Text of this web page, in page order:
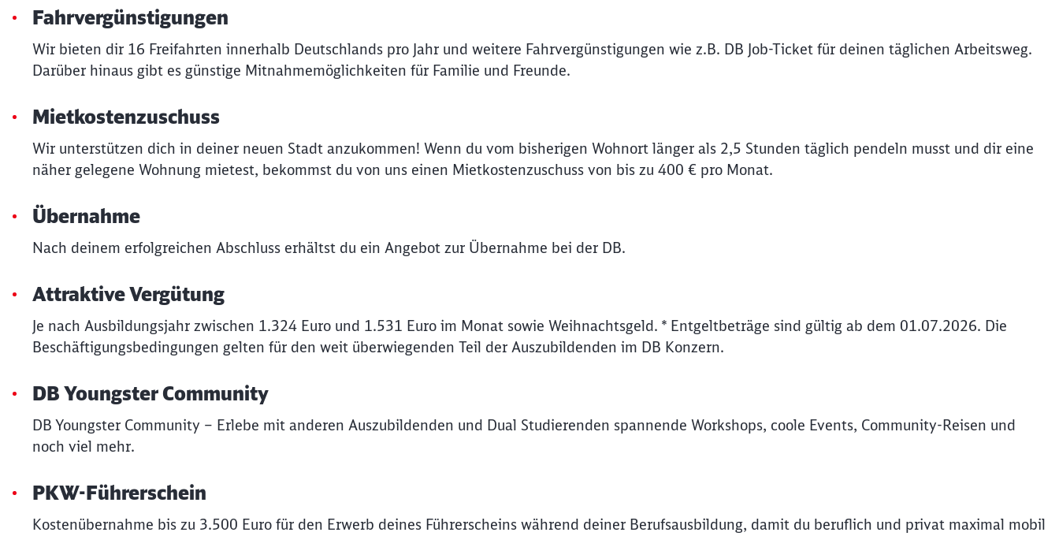
Fahrvergünstigungen
Wir bieten dir 16 Freifahrten innerhalb Deutschlands pro Jahr und weitere Fahrvergünstigungen wie z.B. DB Job-Ticket für deinen täglichen Arbeitsweg.
Darüber hinaus gibt es günstige Mitnahmemöglichkeiten für Familie und Freunde.
Mietkostenzuschuss
Wir unterstützen dich in deiner neuen Stadt anzukommen! Wenn du vom bisherigen Wohnort länger als 2,5 Stunden täglich pendeln musst und dir eine
näher gelegene Wohnung mietest, bekommst du von uns einen Mietkostenzuschuss von bis zu 400 € pro Monat.
Übernahme
Nach deinem erfolgreichen Abschluss erhältst du ein Angebot zur Übernahme bei der DB.
Attraktive Vergütung
Je nach Ausbildungsjahr zwischen 1.324 Euro und 1.531 Euro im Monat sowie Weihnachtsgeld. * Entgeltbeträge sind gültig ab dem 01.07.2026. Die
Beschäftigungsbedingungen gelten für den weit überwiegenden Teil der Auszubildenden im DB Konzern.
DB Youngster Community
DB Youngster Community – Erlebe mit anderen Auszubildenden und Dual Studierenden spannende Workshops, coole Events, Community-Reisen und
noch viel mehr.
PKW-Führerschein
Kostenübernahme bis zu 3.500 Euro für den Erwerb deines Führerscheins während deiner Berufsausbildung, damit du beruflich und privat maximal mobil
Schließen
Möchten Sie zuweitergeleitet werden?